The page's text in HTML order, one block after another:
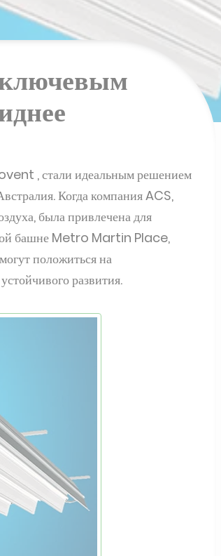
ключевым
, стали идеальным решением
Когда компания ACS,
была привлечена для
башне Metro Martin Place,
положиться на
развития.